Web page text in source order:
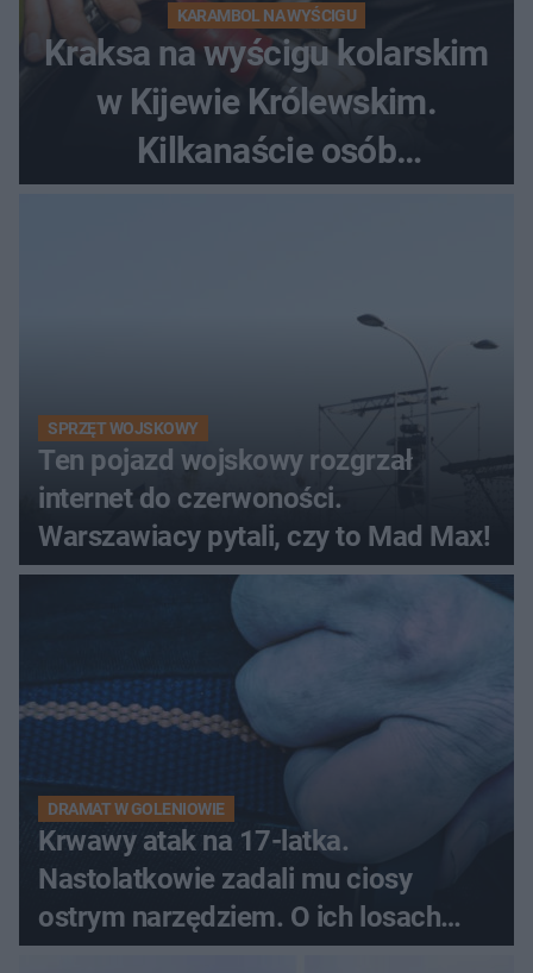
KARAMBOL NA WYŚCIGU
Kraksa na wyścigu kolarskim
w Kijewie Królewskim.
Kilkanaście osób
poszkodowanych, lądował
SPRZĘT WOJSKOWY
Ten pojazd wojskowy rozgrzał
internet do czerwoności.
Warszawiacy pytali, czy to Mad Max!
DRAMAT W GOLENIOWIE
Krwawy atak na 17-latka.
Nastolatkowie zadali mu ciosy
ostrym narzędziem. O ich losach
zdecyduje sąd rodzinny